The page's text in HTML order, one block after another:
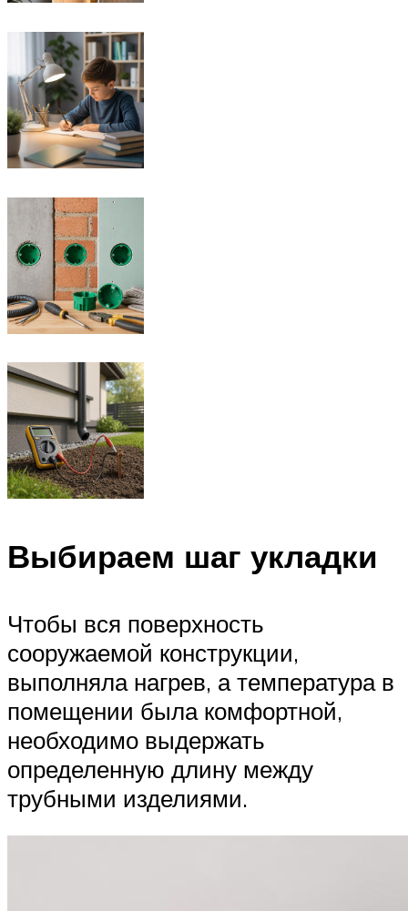
Выбираем шаг укладки
Чтобы вся поверхность
сооружаемой конструкции,
выполняла нагрев, а температура в
помещении была комфортной,
необходимо выдержать
определенную длину между
трубными изделиями.